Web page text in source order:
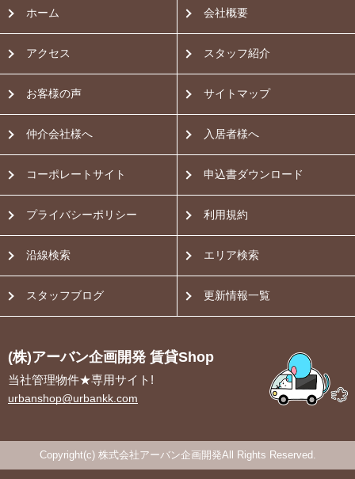
ホーム 会社概要
アクセス スタッフ紹介
お客様の声 サイトマップ
仲介会社様へ 入居者様へ
コーポレートサイト 申込書ダウンロード
プライバシーポリシー 利用規約
沿線検索 エリア検索
スタッフブログ 更新情報一覧
(株)アーバン企画開発 賃貸Shop
当社管理物件★専用サイト!
urbanshop@urbankk.com
Copyright(c) 株式会社アーバン企画開発All Rights Reserved.